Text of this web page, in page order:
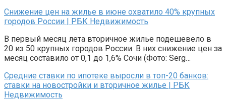
Снижение цен на жилье в июне охватило 40% крупных
городов России | РБК Недвижимость
В первый месяц лета вторичное жилье подешевело в
20 из 50 крупных городов России. В них снижение цен за
месяц составило от 0,1 до 1,6% Сочи (Фото: Serg…
Средние ставки по ипотеке выросли в топ-20 банков:
ставки на новостройки и вторичное жилье | РБК
Недвижимость